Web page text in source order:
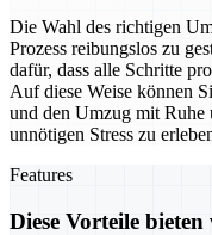
Die Wahl des richtigen
Prozess reibungslos zu
dafür, dass alle Schritte
Auf diese Weise können
und den Umzug mit Ruhe
unnötigen Stress zu
Features
Diese Vorteile